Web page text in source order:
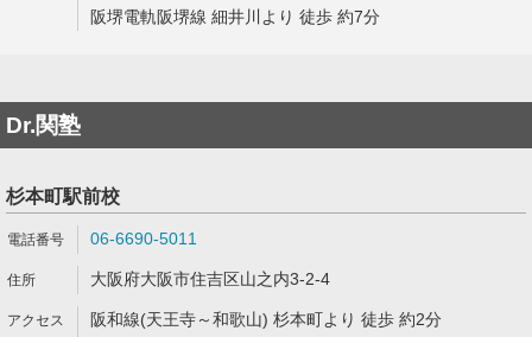
阪堺電軌阪堺線 細井川より 徒歩 約7分
Dr.関塾
杉本町駅前校
06-6690-5011
大阪府大阪市住吉区山之内3-2-4
阪和線(天王寺～和歌山) 杉本町より 徒歩 約2分